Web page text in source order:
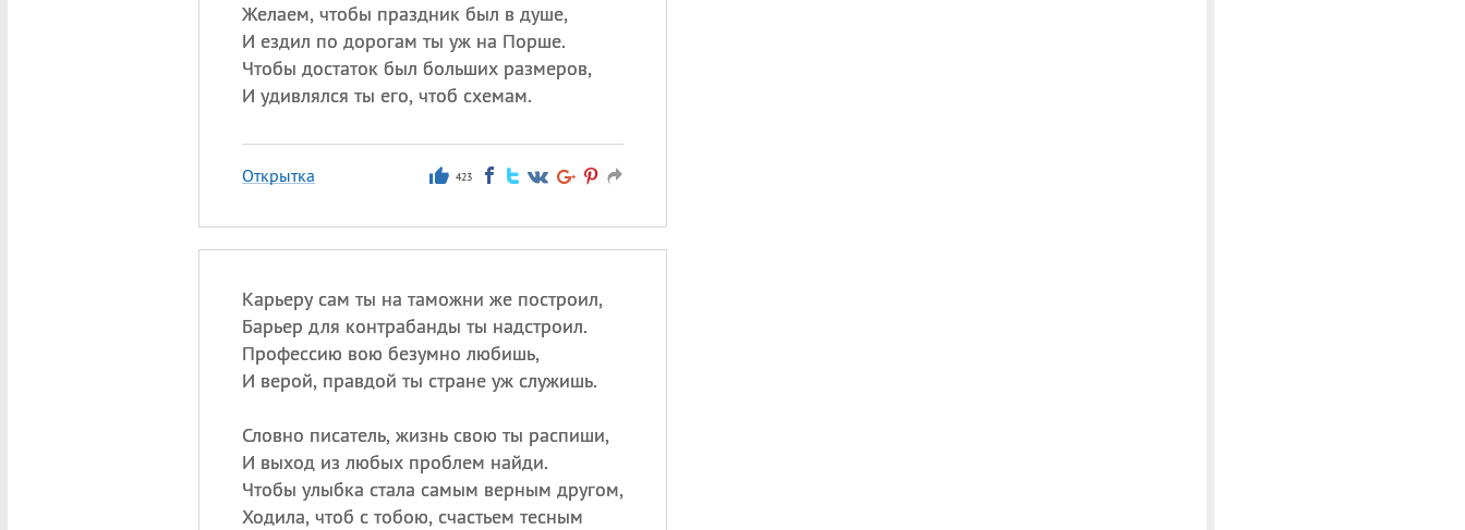
Желаем, чтобы праздник был в душе,
И ездил по дорогам ты уж на Порше.
Чтобы достаток был больших размеров,
И удивлялся ты его, чтоб схемам.
Открытка 423
Карьеру сам ты на таможни же построил,
Барьер для контрабанды ты надстроил.
Профессию вою безумно любишь,
И верой, правдой ты стране уж служишь.
Словно писатель, жизнь свою ты распиши,
И выход из любых проблем найди.
Чтобы улыбка стала самым верным другом,
Ходила, чтоб с тобою, счастьем тесным